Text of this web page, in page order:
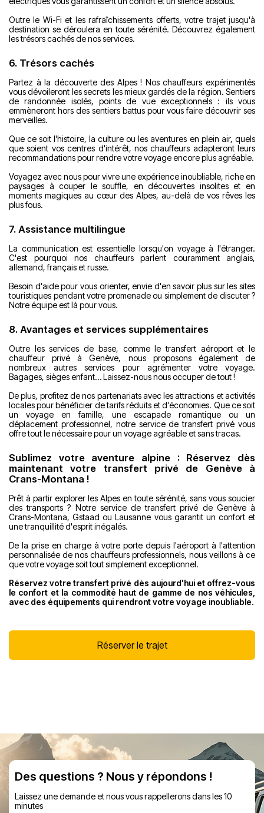
Outre le Wi-Fi et les rafraîchissements offerts, votre trajet jusqu'à
destination se déroulera en toute sérénité. Découvrez également
les trésors cachés de nos services.
6. Trésors cachés
Partez à la découverte des Alpes ! Nos chauffeurs expérimentés
vous dévoileront les secrets les mieux gardés de la région. Sentiers
de randonnée isolés, points de vue exceptionnels : ils vous
emmèneront hors des sentiers battus pour vous faire découvrir ses
merveilles.
Que ce soit l'histoire, la culture ou les aventures en plein air, quels
que soient vos centres d'intérêt, nos chauffeurs adapteront leurs
recommandations pour rendre votre voyage encore plus agréable.
Voyagez avec nous pour vivre une expérience inoubliable, riche en
paysages à couper le souffle, en découvertes insolites et en
moments magiques au cœur des Alpes, au-delà de vos rêves les
plus fous.
7. Assistance multilingue
La communication est essentielle lorsqu'on voyage à l'étranger.
C'est pourquoi nos chauffeurs parlent couramment anglais,
allemand, français et russe.
Besoin d'aide pour vous orienter, envie d'en savoir plus sur les sites
touristiques pendant votre promenade ou simplement de discuter ?
Notre équipe est là pour vous.
8. Avantages et services supplémentaires
Outre les services de base, comme le transfert aéroport et le
chauffeur privé à Genève, nous proposons également de
nombreux autres services pour agrémenter votre voyage.
Bagages, sièges enfant… Laissez-nous nous occuper de tout !
De plus, profitez de nos partenariats avec les attractions et activités
locales pour bénéficier de tarifs réduits et d'économies. Que ce soit
un voyage en famille, une escapade romantique ou un
déplacement professionnel, notre service de transfert privé vous
offre tout le nécessaire pour un voyage agréable et sans tracas.
Sublimez votre aventure alpine : Réservez dès
maintenant votre transfert privé de Genève à
Crans-Montana !
Prêt à partir explorer les Alpes en toute sérénité, sans vous soucier
des transports ? Notre service de transfert privé de Genève à
Crans-Montana, Gstaad ou Lausanne vous garantit un confort et
une tranquillité d'esprit inégalés.
De la prise en charge à votre porte depuis l'aéroport à l'attention
personnalisée de nos chauffeurs professionnels, nous veillons à ce
que votre voyage soit tout simplement exceptionnel.
Réservez votre transfert privé dès aujourd'hui et offrez-vous
le confort et la commodité haut de gamme de nos véhicules,
avec des équipements qui rendront votre voyage inoubliable.
Réserver le trajet
Des questions ? Nous y répondons !
Laissez une demande et nous vous rappellerons dans les 10
minutes